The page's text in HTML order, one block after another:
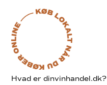
Hvad er dinvinhandel.dk?